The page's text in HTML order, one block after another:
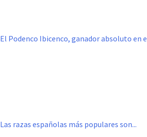
El Podenco Ibicenco, ganador absoluto en
Las razas españolas más populares son...